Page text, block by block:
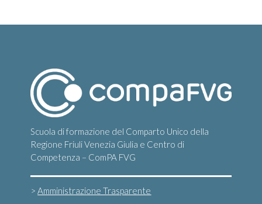
Scuola di formazione del Comparto Unico della
Regione Friuli Venezia Giulia e Centro di
Competenza – ComPA FVG
>Amministrazione Trasparente